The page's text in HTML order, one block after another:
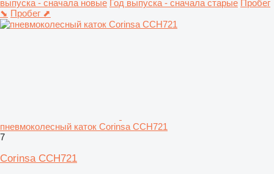
выпуска - сначала новые Год выпуска - сначала старые Пробег
⬊ Пробег ⬈
пневмоколесный каток Corinsa CCH721
7
Corinsa CCH721